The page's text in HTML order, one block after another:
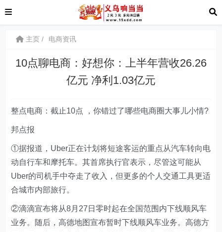
主页 电商资讯
10点聊电商：好想你：上半年营收26.26
亿元 净利1.03亿元
整点电商：截止10点 ，你错过了哪些电商圈大事儿小情?
邦点报
①据报道，Uber正在计划将短途客运的重点从汽车转向电
动自行车和摩托车。其首席执行官表示，尽管这可能从
Uber的司机手中夺走了收入，但更多的个人交通工具更适
合城市内部旅行。
②滴滴宣布将从8月27日零时起在全国范围内下线顺风车
业务。随后，高德地图宣布暂时下线顺风车业务。高德方